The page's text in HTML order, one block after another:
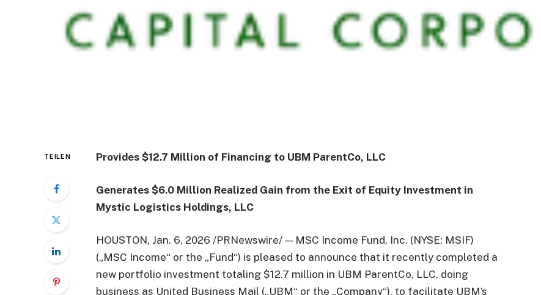
TEILEN Provides $12.7 Million of Financing to UBM ParentCo, LLC
Generates $6.0 Million Realized Gain from the Exit of Equity Investment in
Mystic Logistics Holdings, LLC
HOUSTON, Jan. 6, 2026 /PRNewswire/ — MSC Income Fund, Inc. (NYSE: MSIF)
(„MSC Income“ or the „Fund“) is pleased to announce that it recently completed a
new portfolio investment totaling $12.7 million in UBM ParentCo, LLC, doing
business as United Business Mail („UBM“ or the „Company“), to facilitate UBM’s